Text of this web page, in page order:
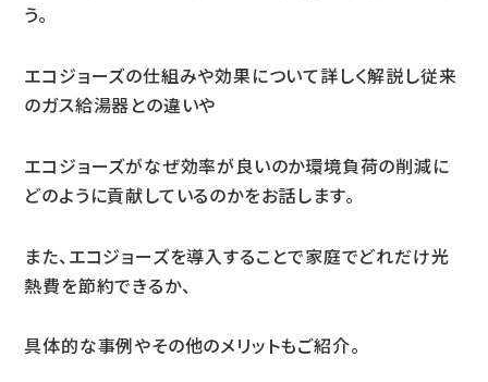
う。
エコジョーズの仕組みや効果について詳しく解説し従来
のガス給湯器との違いや
エコジョーズがなぜ効率が良いのか環境負荷の削減に
どのように貢献しているのかをお話します。
また、エコジョーズを導入することで家庭でどれだけ光
熱費を節約できるか、
具体的な事例やその他のメリットもご紹介。